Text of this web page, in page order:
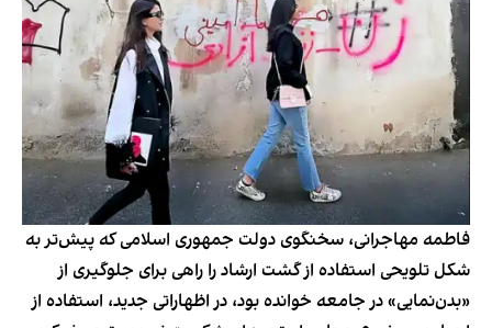
فاطمه مهاجرانی، سخنگوی دولت جمهوری اسلامی که پیش‌تر به
شکل تلویحی استفاده از گشت ارشاد را راهی برای جلوگیری از
«بدن‌نمایی» در جامعه خوانده بود، در اظهاراتی جدید، استفاده از